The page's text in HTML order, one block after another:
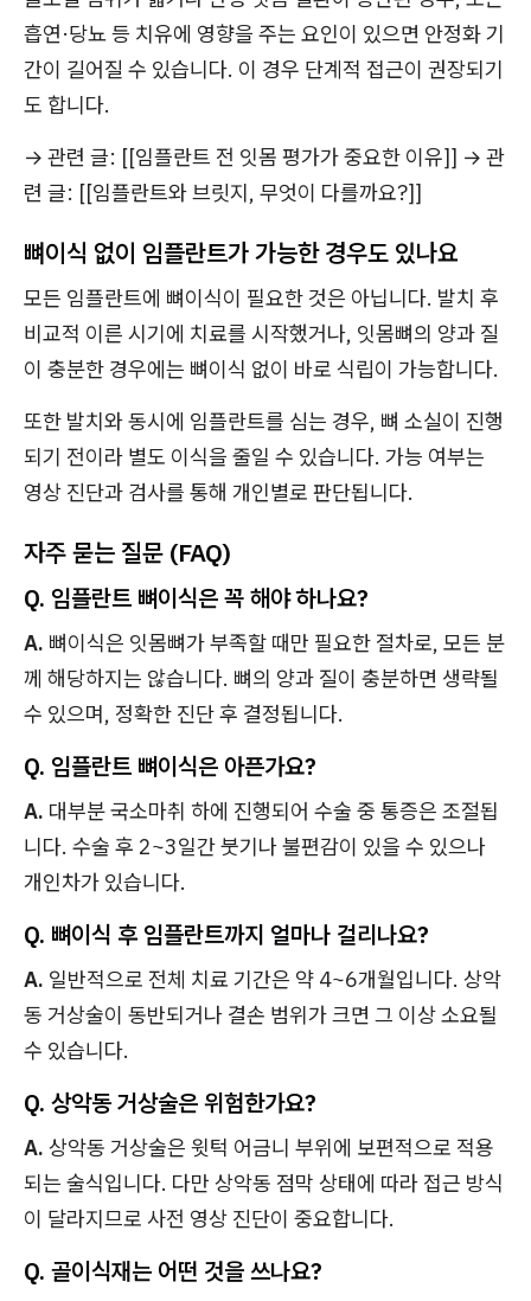
흡연·당뇨 등 치유에 영향을 주는 요인이 있으면 안정화 기
간이 길어질 수 있습니다. 이 경우 단계적 접근이 권장되기
도 합니다.
→ 관련 글: [[임플란트 전 잇몸 평가가 중요한 이유]] → 관
련 글: [[임플란트와 브릿지, 무엇이 다를까요?]]
뼈이식 없이 임플란트가 가능한 경우도 있나요
모든 임플란트에 뼈이식이 필요한 것은 아닙니다. 발치 후
비교적 이른 시기에 치료를 시작했거나, 잇몸뼈의 양과 질
이 충분한 경우에는 뼈이식 없이 바로 식립이 가능합니다.
또한 발치와 동시에 임플란트를 심는 경우, 뼈 소실이 진행
되기 전이라 별도 이식을 줄일 수 있습니다. 가능 여부는
영상 진단과 검사를 통해 개인별로 판단됩니다.
자주 묻는 질문 (FAQ)
Q. 임플란트 뼈이식은 꼭 해야 하나요?
A. 뼈이식은 잇몸뼈가 부족할 때만 필요한 절차로, 모든 분
께 해당하지는 않습니다. 뼈의 양과 질이 충분하면 생략될
수 있으며, 정확한 진단 후 결정됩니다.
Q. 임플란트 뼈이식은 아픈가요?
A. 대부분 국소마취 하에 진행되어 수술 중 통증은 조절됩
니다. 수술 후 2~3일간 붓기나 불편감이 있을 수 있으나
개인차가 있습니다.
Q. 뼈이식 후 임플란트까지 얼마나 걸리나요?
A. 일반적으로 전체 치료 기간은 약 4~6개월입니다. 상악
동 거상술이 동반되거나 결손 범위가 크면 그 이상 소요될
수 있습니다.
Q. 상악동 거상술은 위험한가요?
A. 상악동 거상술은 윗턱 어금니 부위에 보편적으로 적용
되는 술식입니다. 다만 상악동 점막 상태에 따라 접근 방식
이 달라지므로 사전 영상 진단이 중요합니다.
Q. 골이식재는 어떤 것을 쓰나요?